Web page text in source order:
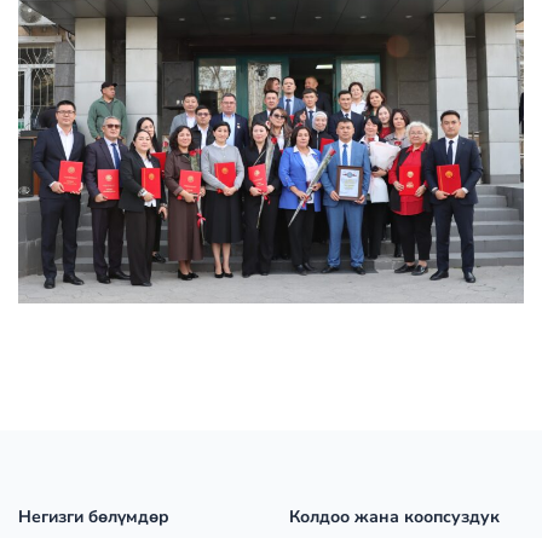
Негизги бөлүмдөр
Колдоо жана коопсуздук